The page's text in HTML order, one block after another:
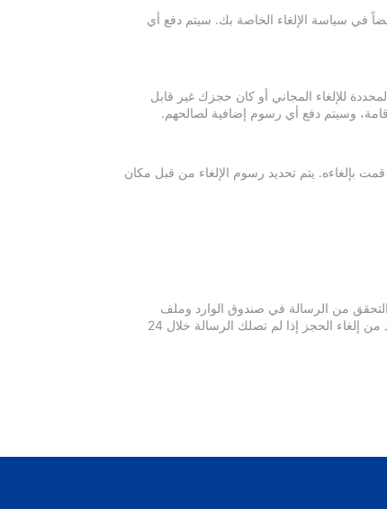
في سياسة الإلغاء الخاصة بك. سيتم دفع أي
للإلغاء المجاني أو كان حجزك غير قابل
وسيتم دفع أي رسوم إضافية لصالحهم.
قمت بإلغاءه. يتم تحديد رسوم الإلغاء من قبل مكان
التحقق من الرسالة في صندوق الوارد وملف
الرسائل غير المرغوبة في بريدك الإلكتروني. يرجى التواصل مع مكان الإقامة للتأكد من إلغاء الحجز إذا لم تصلك الرسالة خلال 24